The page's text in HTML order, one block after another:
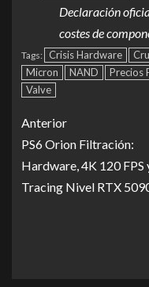
Declaración
costes de
Tags: Crisis Hardware
Micron
NAND Precios
Valve
Anterior
PS6 Orion Filtración:
Hardware, 4K 120 FPS
Tracing Nivel RTX